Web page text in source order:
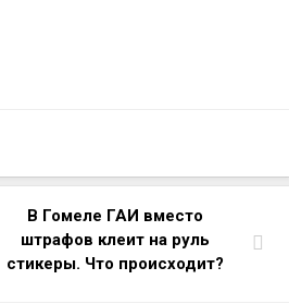
В Гомеле ГАИ вместо
штрафов клеит на руль
стикеры. Что происходит?